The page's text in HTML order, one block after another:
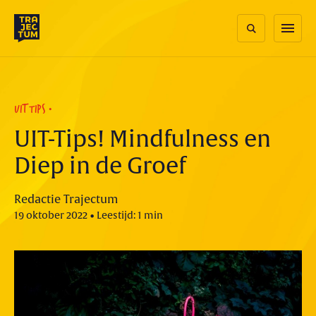
content
menu
UITTIPS
UIT-Tips! Mindfulness en
Diep in de Groef
Redactie Trajectum
19 oktober 2022 • Leestijd: 1 min